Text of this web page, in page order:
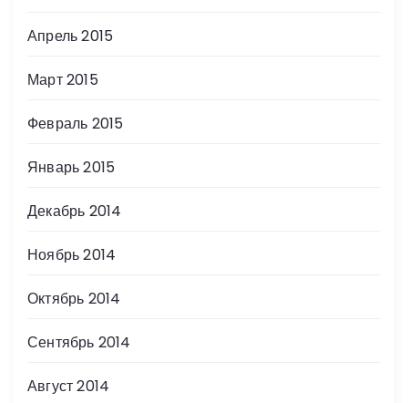
Апрель 2015
Март 2015
Февраль 2015
Январь 2015
Декабрь 2014
Ноябрь 2014
Октябрь 2014
Сентябрь 2014
Август 2014